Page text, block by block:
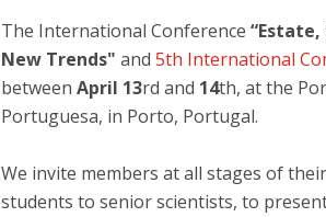
The International Conference
New Trends" and5th International
betweenApril 13rd and 14th, at the
Portuguesa, in Porto, Portugal.
We invite members at all stages of
students to senior scientists, to